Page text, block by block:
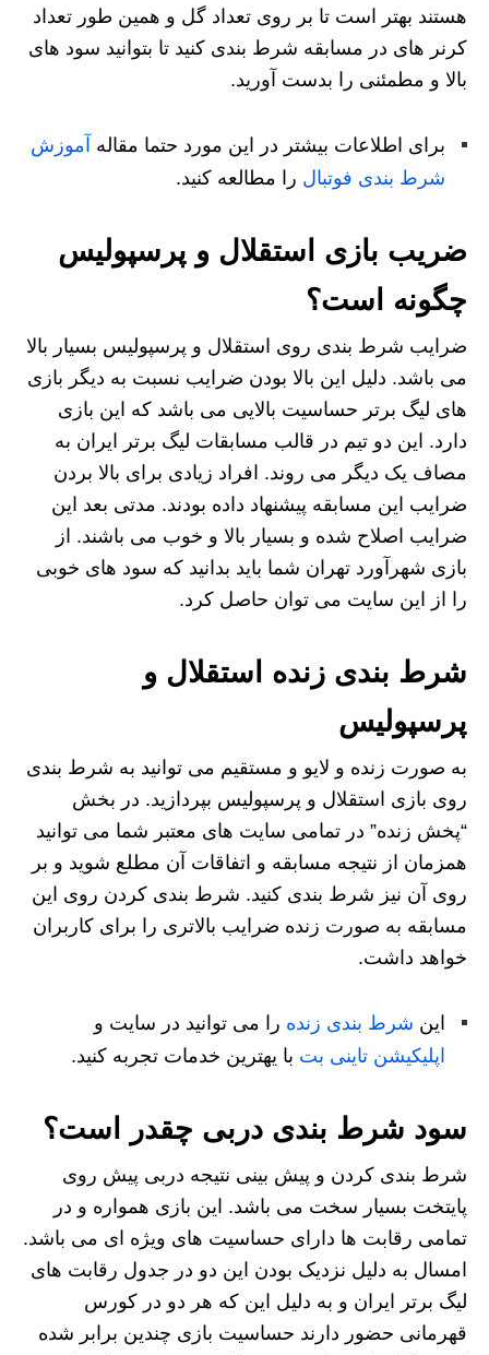
هستند بهتر است تا بر روی تعداد گل و همین طور تعداد
کرنر های در مسابقه شرط بندی کنید تا بتوانید سود های
بالا و مطمئنی را بدست آورید.
برای اطلاعات بیشتر در این مورد حتما مقاله آموزش
شرط بندی فوتبال را مطالعه کنید.
ضریب بازی استقلال و پرسپولیس
چگونه است؟
ضرایب شرط بندی روی استقلال و پرسپولیس بسیار بالا
می باشد. دلیل این بالا بودن ضرایب نسبت به دیگر بازی
های لیگ برتر حساسیت بالایی می باشد که این بازی
دارد. این دو تیم در قالب مسابقات لیگ برتر ایران به
مصاف یک دیگر می روند. افراد زیادی برای بالا بردن
ضرایب این مسابقه پیشنهاد داده بودند. مدتی بعد این
ضرایب اصلاح شده و بسیار بالا و خوب می باشند. از
بازی شهرآورد تهران شما باید بدانید که سود های خوبی
را از این سایت می توان حاصل کرد.
شرط بندی زنده استقلال و
پرسپولیس
به صورت زنده و لایو و مستقیم می توانید به شرط بندی
روی بازی استقلال و پرسپولیس بپردازید. در بخش
“پخش زنده” در تمامی سایت های معتبر شما می توانید
همزمان از نتیجه مسابقه و اتفاقات آن مطلع شوید و بر
روی آن نیز شرط بندی کنید. شرط بندی کردن روی این
مسابقه به صورت زنده ضرایب بالاتری را برای کاربران
خواهد داشت.
این شرط بندی زنده را می توانید در سایت و
اپلیکیشن تاینی بت با یهترین خدمات تجربه کنید.
سود شرط بندی دربی چقدر است؟
شرط بندی کردن و پیش بینی نتیجه دربی پیش روی
پایتخت بسیار سخت می باشد. این بازی همواره و در
تمامی رقابت ها دارای حساسیت های ویژه ای می باشد.
امسال به دلیل نزدیک بودن این دو در جدول رقابت های
لیگ برتر ایران و به دلیل این که هر دو در کورس
قهرمانی حضور دارند حساسیت بازی چندین برابر شده